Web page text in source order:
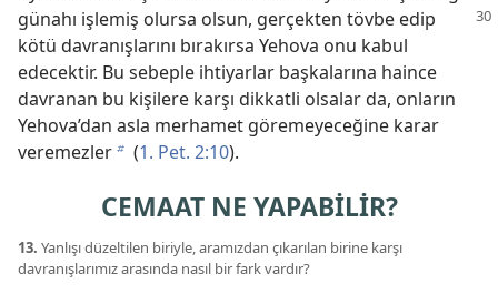
günahı işlemiş olursa olsun, gerçekten tövbe edip
kötü davranışlarını bırakırsa Yehova onu kabul
edecektir. Bu sebeple ihtiyarlar başkalarına haince
davranan bu kişilere karşı dikkatli olsalar da, onların
Yehova’dan asla merhamet göremeyeceğine karar
veremezlerb (1. Pet. 2:10).
CEMAAT NE YAPABİLİR?
13. Yanlışı düzeltilen biriyle, aramızdan çıkarılan birine karşı
davranışlarımız arasında nasıl bir fark vardır?